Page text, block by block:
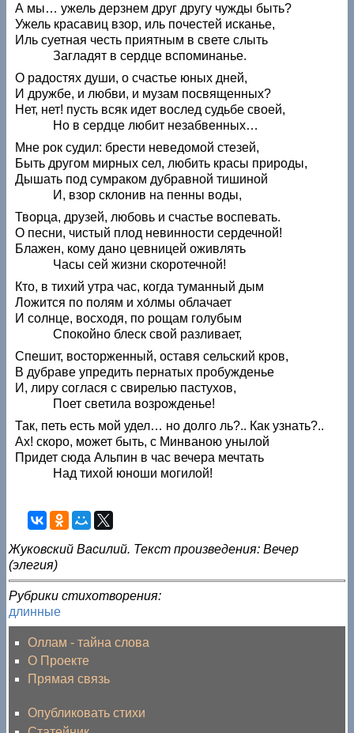
А мы… ужель дерзнем друг другу чужды быть?
Ужель красавиц взор, иль почестей исканье,
Иль суетная честь приятным в свете слыть
Загладят в сердце вспоминанье.
О радостях души, о счастье юных дней,
И дружбе, и любви, и музам посвященных?
Нет, нет! пусть всяк идет вослед судьбе своей,
Но в сердце любит незабвенных…
Мне рок судил: брести неведомой стезей,
Быть другом мирных сел, любить красы природы,
Дышать под сумраком дубравной тишиной
И, взор склонив на пенны воды,
Творца, друзей, любовь и счастье воспевать.
О песни, чистый плод невинности сердечной!
Блажен, кому дано цевницей оживлять
Часы сей жизни скоротечной!
Кто, в тихий утра час, когда туманный дым
Ложится по полям и хо́лмы облачает
И солнце, восходя, по рощам голубым
Спокойно блеск свой разливает,
Спешит, восторженный, оставя сельский кров,
В дубраве упредить пернатых пробужденье
И, лиру соглася с свирелью пастухов,
Поет светила возрожденье!
Так, петь есть мой удел… но долго ль?.. Как узнать?..
Ах! скоро, может быть, с Минваною унылой
Придет сюда Альпин в час вечера мечтать
Над тихой юноши могилой!
Жуковский Василий. Текст произведения: Вечер
(элегия)
Рубрики стихотворения:
длинные
Оллам - тайна слова
О Проекте
Прямая связь
Опубликовать стихи